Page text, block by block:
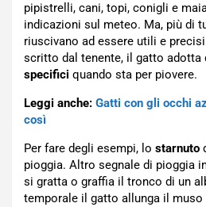
pipistrelli, cani, topi, conigli e
indicazioni sul meteo. Ma, più di
riuscivano ad essere utili e
scritto dal tenente, il gatto adotta
specifici quando sta per piovere.
Leggi anche: Gatti con gli occhi
così
Per fare degli esempi, lo starnuto
pioggia. Altro segnale di pioggia
si gratta o graffia il tronco di un
temporale il gatto allunga il muso